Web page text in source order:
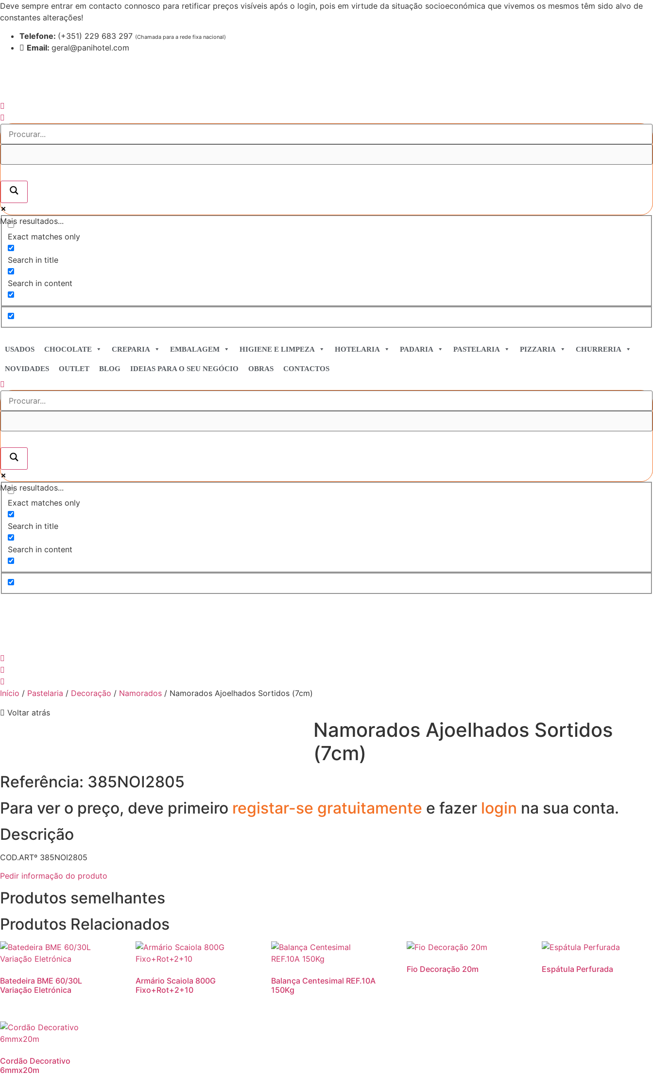
Pular
para
conteúdo
Deve sempre entrar em contacto connosco para retificar preços visíveis após o login, pois em virtude da situação socioeconómica que vivemos os mesmos têm sido alvo de
constantes alterações!
Telefone: (+351) 229 683 297 (Chamada para a rede fixa nacional)
Email: geral@panihotel.com
Mais resultados...
Exact matches only
Search in title
Search in content
USADOS CHOCOLATE CREPARIA EMBALAGEM HIGIENE E LIMPEZA HOTELARIA PADARIA PASTELARIA PIZZARIA CHURRERIA
NOVIDADES OUTLET BLOG IDEIAS PARA O SEU NEGÓCIO OBRAS CONTACTOS
Mais resultados...
Exact matches only
Search in title
Search in content
Início / Pastelaria / Decoração / Namorados / Namorados Ajoelhados Sortidos (7cm)
Voltar atrás
Namorados Ajoelhados Sortidos
(7cm)
Referência: 385NOI2805
Para ver o preço, deve primeiro registar-se gratuitamente e fazer login na sua conta.
Descrição
COD.ARTº 385NOI2805
Pedir informação do produto
Produtos semelhantes
Produtos Relacionados
Batedeira BME 60/30L
Variação Eletrónica
Armário Scaiola 800G
Fixo+Rot+2+10
Balança Centesimal REF.10A
150Kg
Fio Decoração 20m Espátula Perfurada
Cordão Decorativo
6mmx20m